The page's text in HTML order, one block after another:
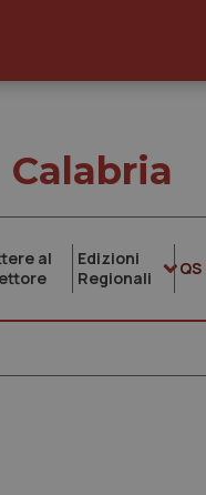
Calabria
al
Edizioni
Regionali